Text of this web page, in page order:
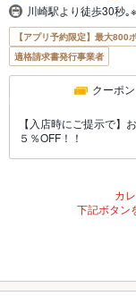
川崎駅より徒歩30秒｡
【アプリ予約限定】最大800
適格請求書発行事業者
クーポン
【入店時にご提示で】
５％OFF！！
カ
下記ボタン